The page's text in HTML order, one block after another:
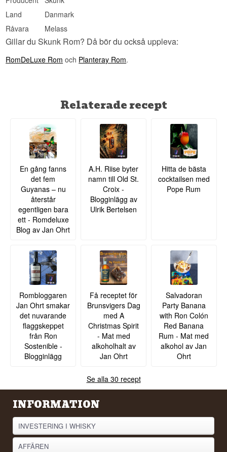
Land
Danmark
Råvara
Melass
Gillar du Skunk Rom? Då bör du också uppleva:
RomDeLuxe Rom och Planteray Rom.
Relaterade recept
En gång fanns
det fem
Guyanas – nu
återstår
egentligen bara
ett - Romdeluxe
Blog av Jan Ohrt
A.H. Riise byter
namn till Old St.
Croix -
Blogginlägg av
Ulrik Bertelsen
Hitta de bästa
cocktailsen med
Pope Rum
Rombloggaren
Jan Ohrt smakar
det nuvarande
flaggskeppet
från Ron
Sostenible -
Blogginlägg
Få receptet för
Brunsvigers Dag
med A
Christmas Spirit
- Mat med
alkoholhalt av
Jan Ohrt
Salvadoran
Party Banana
with Ron Colón
Red Banana
Rum - Mat med
alkohol av Jan
Ohrt
Se alla 30 recept
INFORMATION
INVESTERING I WHISKY
AFFÄREN